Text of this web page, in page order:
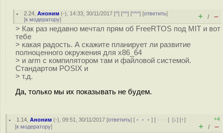
2.24 ,Аноним (-), 14:33, 30/11/2017 [^] [^^] [^^^] [ответить]
[к модератору] + / –
> Как раз недавно мечтал прям об FreeRTOS под MIT и вот
тебе
> какая радость. А скажите планирует ли развитие
полноценного окружения для x86_64
> и arm с компилятором там и файловой системой.
Стандартом POSIX и
> т.д.
Да, только мы их показывать не будем.
1.14 ,Аноним (-), 09:51, 30/11/2017 [ответить] [ ﹢﹢﹢] [ · · ·][↓] [↑]
[к модератору]
+4
+ / –